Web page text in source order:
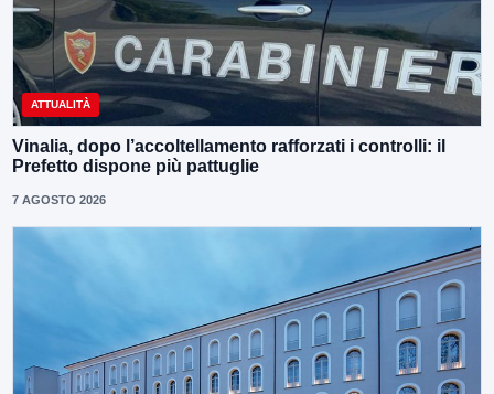
ATTUALITÀ
Vinalia, dopo l’accoltellamento rafforzati i controlli: il
Prefetto dispone più pattuglie
7 AGOSTO 2026